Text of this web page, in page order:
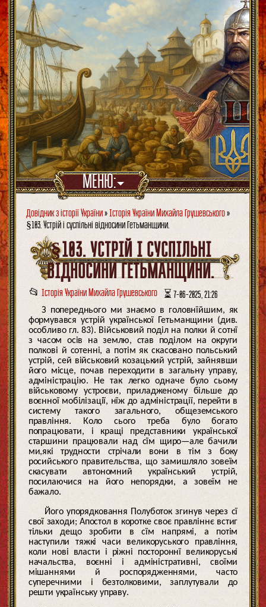
МЕНЮ:
Довідник з історії України»Історія України Михайла Грушевського»
§103. Устрій і суспільні відносини Гетьманщини.
§103. УСТРІЙ І СУСПІЛЬНІ
ВІДНОСИНИ ГЕТЬМАНЩИНИ.
📂 Історія України Михайла Грушевського ⏳ 7-06-2025, 21:26
З попереднього ми знаємо в головнїйшим, як
формувався устрій української Гетьманщини (див.
особливо гл. 83). Військовий поділ на полки й сотнї
з часом осів на землю, став поділом на округи
полкові й сотенні, а потім як скасовано польський
устрій, сей військовий козацький устрій, зайнявши
його місце, почав переходити в загальну управу,
адміністрацію. Не так легко одначе було сьому
військовому устроєви, приладженому більше до
воєнної мобілізації, нїж до адміністрації, перейти в
систему такого загального, общеземського
правління. Коло сього треба було богато
попрацювати, і кращі представники української
старшини працювали над сїм щиро—але бачили
ми,які трудности стрічали вони в тім з боку
росийського правительства, що замишляло зовеїм
скасувати автономний український устрій,
посилаючися на його непорядки, а зовеїм не
бажало.
Його упорядковання Полуботок згинув через сї
свої заходи; Апостол в коротке своє правліннє встиг
тільки дещо зробити в сїм напрямі, а потім
наступили тяжкі часи великоруського правління,
коли нові власти і ріжні постороннї великоруські
начальства, воєнні і адміністративні, своїми
мішаннями й роспорядженнями, часто
суперечними і безтолковими, заплутували до
решти українську управу.